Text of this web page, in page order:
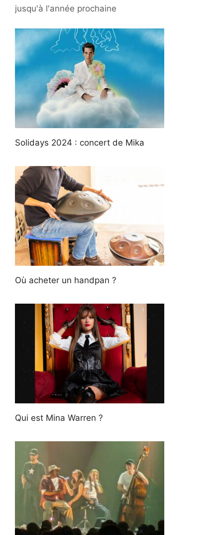
jusqu'à l'année prochaine
Solidays 2024 : concert de Mika
Où acheter un handpan ?
Qui est Mina Warren ?